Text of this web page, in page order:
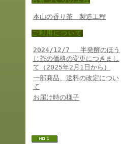
本山の香り茶 製造工程
ご利用について
2024/12/7 半発酵のほう
じ茶の価格の変更につきまし
て（2025年2月1日から）
一部商品、送料の改定につい
て
お届け時の様子